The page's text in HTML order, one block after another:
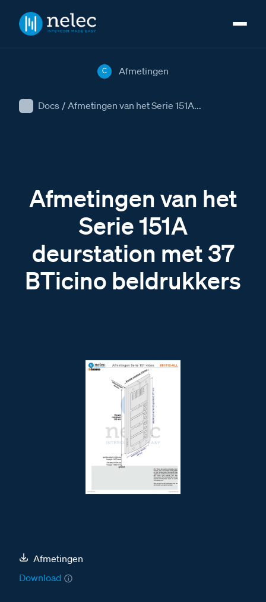
Docs / Afmetingen van het Serie 151A...
C Afmetingen
Afmetingen van het
Serie 151A
deurstation met 37
BTicino beldrukkers
Afmetingen
Download